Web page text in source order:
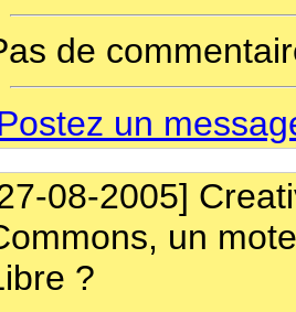
de
un
08-2005]
un
?